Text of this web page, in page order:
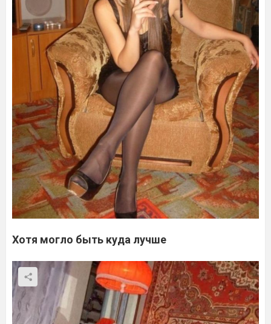
Хотя могло быть куда лучше